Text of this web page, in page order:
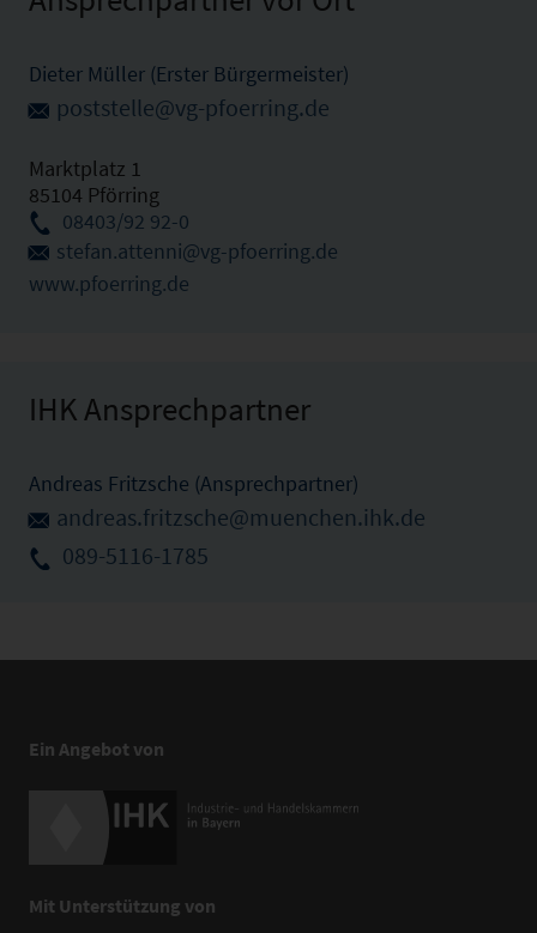
Dieter Müller (Erster Bürgermeister)
poststelle@vg-pfoerring.de
Marktplatz 1
85104 Pförring
08403/92 92-0
stefan.attenni@vg-pfoerring.de
www.pfoerring.de
IHK Ansprechpartner
Andreas Fritzsche (Ansprechpartner)
andreas.fritzsche@muenchen.ihk.de
089-5116-1785
Ein Angebot von
Mit Unterstützung von